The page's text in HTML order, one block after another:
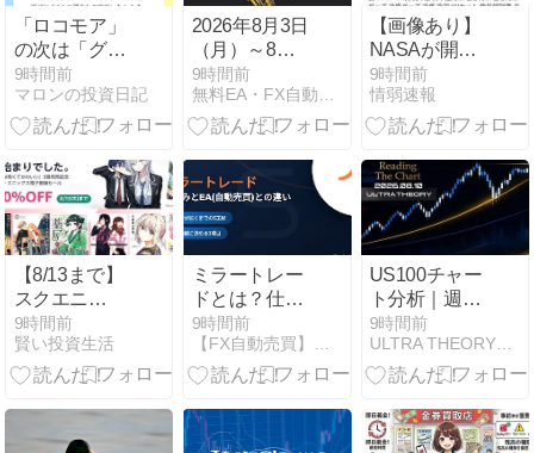
「ロコモア」
の次は「グル
コサミンアク
ティブ」届く
みたい
9時間前
マロンの投資日記
2026年8月3日
（月）～8月7
日（金）のFX
自動売買稼働
実績報告
9時間前
無料EA・FX自動売買の「稼ぐチカラ」シリーズ公式サイト
【画像あり】
NASAが開
発、着るだけ
で瞬時に
「-15℃冷却」
チョ3,980円！
9時間前
情弱速報
【8/13まで】
スクエニ
Kindleマンガ
最大
50％OFF、
怖くてかわい
い』3巻発売
9時間前
賢い投資生活
ミラートレー
ドとは？仕組
みとEA(自動
売買)との違
い・リスクを
9時間前
【FX自動売買】総合ポータル｜Forex Guide
US100チャー
ト分析｜週足
上目線、直近
高値Eを狙う
展開
9時間前
ULTRA THEORY｜相場構造とチャート分析